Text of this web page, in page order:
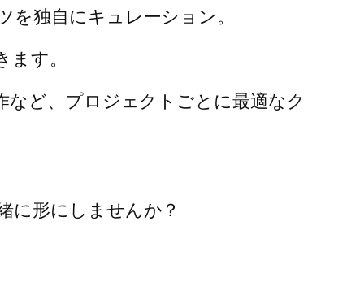
独自にキュレーション。
す。
ど、プロジェクトごとに最適なク
に形にしませんか？